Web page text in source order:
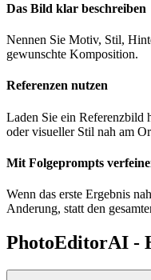
Das Bild klar beschreiben
Nennen Sie Motiv, Stil,
gewunschte Komposition.
Referenzen nutzen
Laden Sie ein Referenzbild
oder visueller Stil nah am
Mit Folgeprompts
Wenn das erste Ergebnis
Anderung, statt den
PhotoEditorAI -